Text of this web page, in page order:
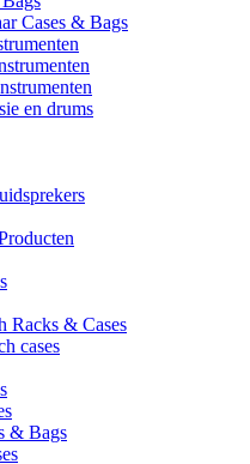
Cases & Bags
en drums
Racks & Cases
cases
& Bags